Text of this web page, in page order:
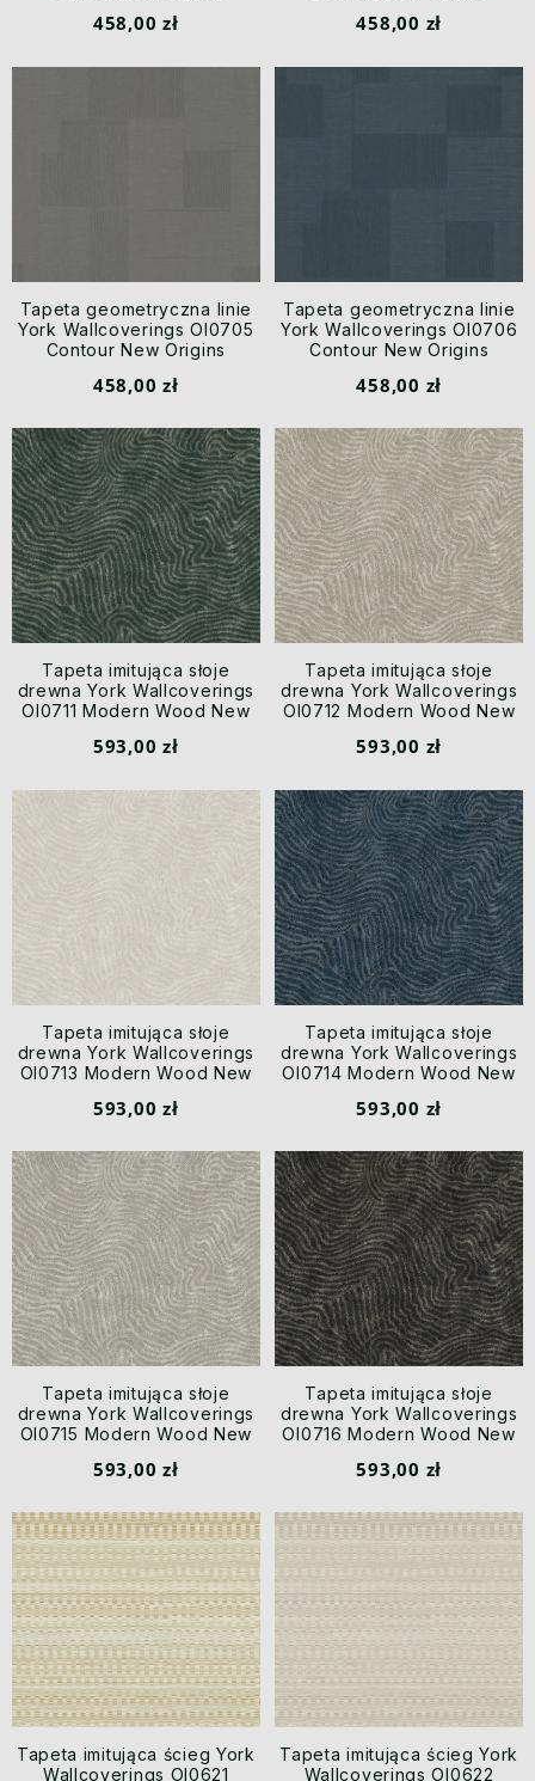
458,00 zł 458,00 zł
Tapeta geometryczna linie
York Wallcoverings OI0705
Contour New Origins
458,00 zł
Tapeta geometryczna linie
York Wallcoverings OI0706
Contour New Origins
458,00 zł
Tapeta imitująca słoje
drewna York Wallcoverings
OI0711 Modern Wood New
593,00 zł
Tapeta imitująca słoje
drewna York Wallcoverings
OI0712 Modern Wood New
593,00 zł
Tapeta imitująca słoje
drewna York Wallcoverings
OI0713 Modern Wood New
593,00 zł
Tapeta imitująca słoje
drewna York Wallcoverings
OI0714 Modern Wood New
593,00 zł
Tapeta imitująca słoje
drewna York Wallcoverings
OI0715 Modern Wood New
593,00 zł
Tapeta imitująca słoje
drewna York Wallcoverings
OI0716 Modern Wood New
593,00 zł
Tapeta imitująca ścieg York
Wallcoverings OI0621
Tapeta imitująca ścieg York
Wallcoverings OI0622